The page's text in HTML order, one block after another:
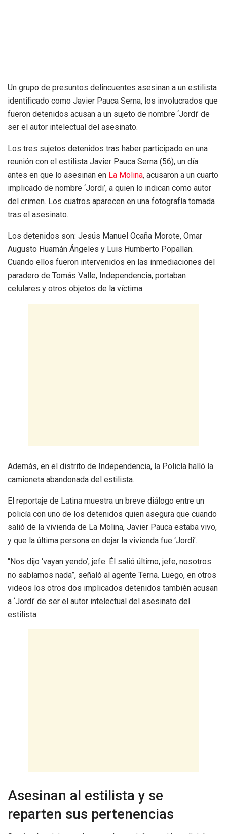
Un grupo de presuntos delincuentes asesinan a un estilista
identificado como Javier Pauca Serna, los involucrados que
fueron detenidos acusan a un sujeto de nombre ‘Jordi’ de
ser el autor intelectual del asesinato.
Los tres sujetos detenidos tras haber participado en una
reunión con el estilista Javier Pauca Serna (56), un día
antes en que lo asesinan en La Molina, acusaron a un cuarto
implicado de nombre ‘Jordi’, a quien lo indican como autor
del crimen. Los cuatros aparecen en una fotografía tomada
tras el asesinato.
Los detenidos son: Jesús Manuel Ocaña Morote, Omar
Augusto Huamán Ángeles y Luis Humberto Popallan.
Cuando ellos fueron intervenidos en las inmediaciones del
paradero de Tomás Valle, Independencia, portaban
celulares y otros objetos de la víctima.
Además, en el distrito de Independencia, la Policía halló la
camioneta abandonada del estilista.
El reportaje de Latina muestra un breve diálogo entre un
policía con uno de los detenidos quien asegura que cuando
salió de la vivienda de La Molina, Javier Pauca estaba vivo,
y que la última persona en dejar la vivienda fue ‘Jordi’.
“Nos dijo ‘vayan yendo’, jefe. Él salió último, jefe, nosotros
no sabíamos nada”, señaló al agente Terna. Luego, en otros
videos los otros dos implicados detenidos también acusan
a ‘Jordi’ de ser el autor intelectual del asesinato del
estilista.
Asesinan al estilista y se
reparten sus pertenencias